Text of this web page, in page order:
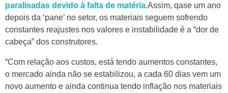
paralisadas devido à falta de matéria.Assim, qase um ano
depois da ‘pane’ no setor, os materiais seguem sofrendo
constantes reajustes nos valores e instabilidade é a “dor de
cabeça” dos construtores.
“Com relação aos custos, está tendo aumentos constantes,
o mercado ainda não se estabilizou, a cada 60 dias vem um
novo aumento e ainda continua tendo inflação nos materiais